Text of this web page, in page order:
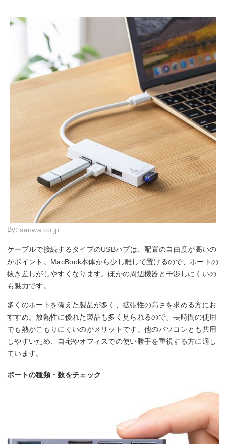
By:sanwa.co.jp
ケーブルで接続するタイプのUSBハブは、配置の自由度が高いの
がポイント。MacBook本体から少し離して置けるので、ポートの
抜き差しがしやすくなります。ほかの周辺機器と干渉しにくいの
も魅力です。
多くのポートを備えた製品が多く、拡張性の高さを求める方にお
すすめ。放熱性に優れた製品も多く見られるので、長時間の使用
でも熱がこもりにくいのがメリットです。他のパソコンとも共用
しやすいため、自宅やオフィスでの使い勝手を重視する方に適し
ています。
ポートの種類・数をチェック